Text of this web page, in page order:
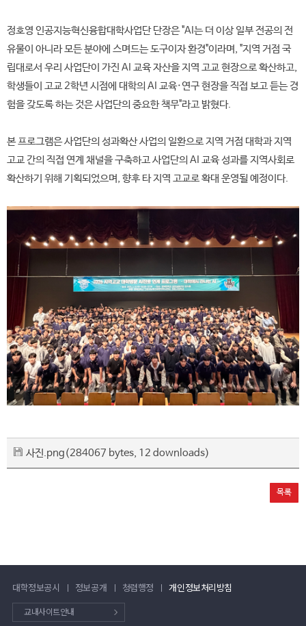
정호영 인공지능혁신융합대학사업단 단장은 "AI는 더 이상 일부 전공의 전
유물이 아니라 모든 분야에 스며드는 도구이자 환경"이라며, "지역 거점 국
립대로서 우리 사업단이 가진 AI 교육 자산을 지역 고교 현장으로 확산하고,
학생들이 고교 2학년 시점에 대학의 AI 교육·연구 현장을 직접 보고 듣는 경
험을 갖도록 하는 것은 사업단의 중요한 책무"라고 밝혔다.
본 프로그램은 사업단의 성과확산 사업의 일환으로 지역 거점 대학과 지역
고교 간의 직접 연계 채널을 구축하고 사업단의 AI 교육 성과를 지역사회로
확산하기 위해 기획되었으며, 향후 타 지역 고교로 확대 운영될 예정이다.
사진.png(284067 bytes, 12 downloads)
목록
대학정보공시 정보공개 청렴행정 개인정보처리방침
교내사이트안내